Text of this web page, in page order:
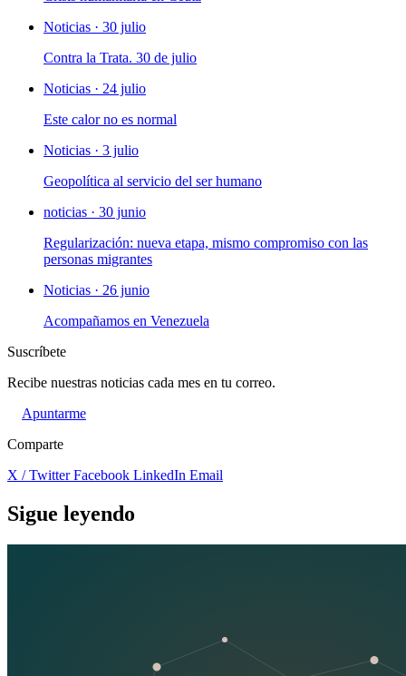
Noticias · 30 julio
Contra la Trata. 30 de julio
Noticias · 24 julio
Este calor no es normal
Noticias · 3 julio
Geopolítica al servicio del ser humano
noticias · 30 junio
Regularización: nueva etapa, mismo compromiso con las
personas migrantes
Noticias · 26 junio
Acompañamos en Venezuela
Suscríbete
Recibe nuestras noticias cada mes en tu correo.
Apuntarme
Comparte
X / TwitterFacebook LinkedIn Email
Sigue leyendo